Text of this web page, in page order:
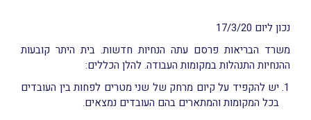
נכון ליום 17/3/20
משרד הבריאות פרסם עתה הנחיות חדשות. בית היתר קובעות
ההנחיות התנהלות במקומות העבודה. להלן הכללים:
יש להקפיד על קיום מרחק של שני מטרים לפחות בין העובדים
בכל המקומות והמתארים בהם העובדים נמצאים.